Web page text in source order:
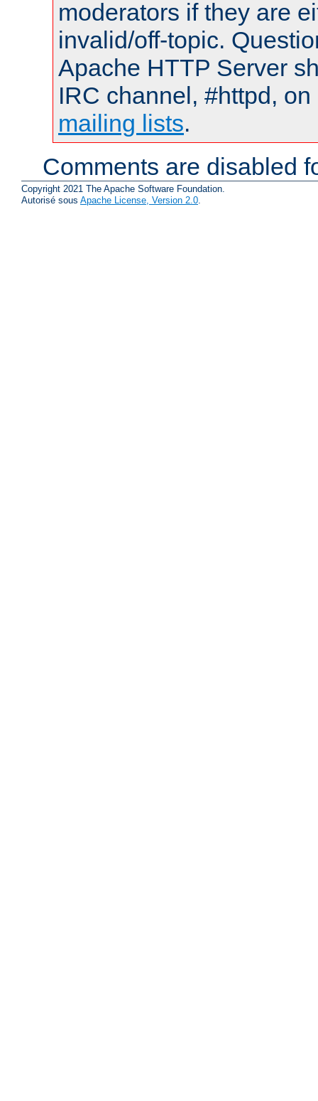
moderators if they are
invalid/off-topic.
Apache HTTP Server
IRC channel, #httpd,
mailing lists.
Comments are disabled
Copyright 2021 The Apache Software Foundation.
Autorisé sous Apache License, Version 2.0